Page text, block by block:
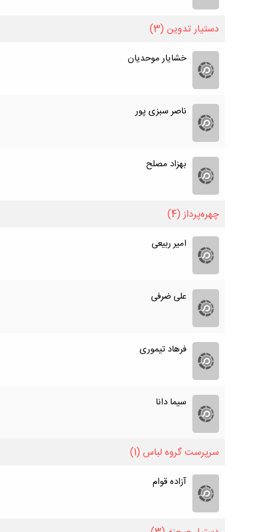
دستیار تدوین (3)
خشایار موحدیان
ناصر سبزی پور
بهزاد مصلح
چهره‌پرداز(4)
امیر ربیعی
علی ضرفی
فرهاد تیموری
سیما دانا
سرپرست گروه لباس (1)
آزاده قوام